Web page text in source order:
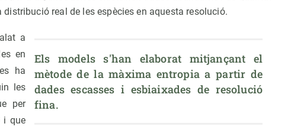
real de les espècies en aquesta resolució.
Els models s'han elaborat mitjançant el
mètode de la màxima entropia a partir de
dades escasses i esbiaixades de resolució
fina.
a
en
ha
les
per
i que